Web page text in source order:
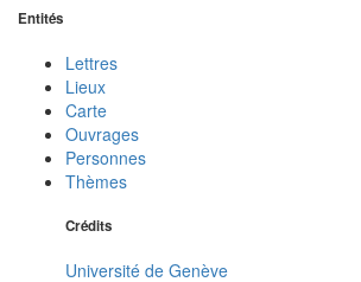
Entités
Lettres
Lieux
Carte
Ouvrages
Personnes
Thèmes
Crédits
Université de Genève